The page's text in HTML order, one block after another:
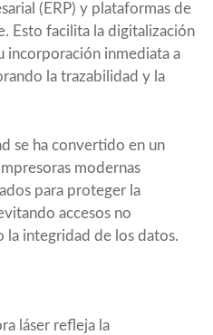
(ERP) y plataformas de
Esto facilita la digitalización
incorporación inmediata a
la trazabilidad y la
se ha convertido en un
modernas
para proteger la
accesos no
la integridad de los datos.
láser refleja la